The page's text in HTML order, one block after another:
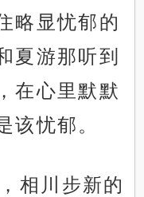
略显忧郁的
夏游那听到
在心里默默
该忧郁。
相川步新的